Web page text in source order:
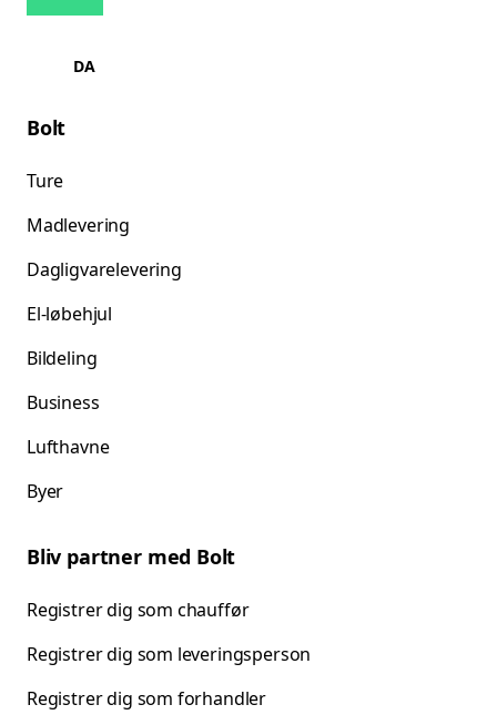
DA
Bolt
Ture
Madlevering
Dagligvarelevering
El-løbehjul
Bildeling
Business
Lufthavne
Byer
Bliv partner med Bolt
Registrer dig som chauffør
Registrer dig som leveringsperson
Registrer dig som forhandler